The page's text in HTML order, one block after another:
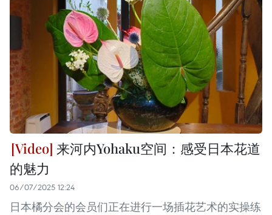
来河内Yohaku空间：感受日本花道
的魅力
06/07/2025 12:24
日本橘分会的会员们正在进行一场插花艺术的实操练